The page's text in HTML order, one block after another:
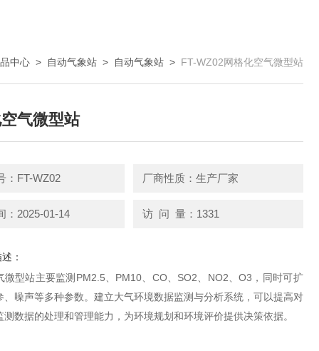
中心 > 自动气象站 > 自动气象站 > FT-WZ02网格化空气微型站
气微型站
：FT-WZ02 厂商性质：生产厂家
：2025-01-14 访 问 量：1331
：
微型站主要监测PM2.5、PM10、CO、SO2、NO2、O3，同时可扩
、噪声等多种参数。建立大气环境数据监测与分析系统，可以提高对
测数据的处理和管理能力，为环境规划和环境评价提供决策依据。